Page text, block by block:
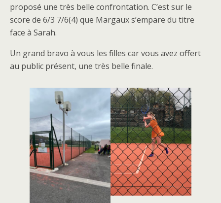
proposé une très belle confrontation. C’est sur le
score de 6/3 7/6(4) que Margaux s’empare du titre
face à Sarah.
Un grand bravo à vous les filles car vous avez offert
au public présent, une très belle finale.